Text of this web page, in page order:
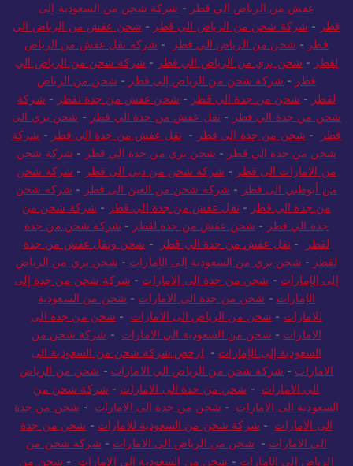
عفش من الرياض الي قطر - شركة شحن من السعودية إلى
قطر - شركة شحن من الرياض الي قطر - شحن عفش من الرياض الي
قطر - شحن من الرياض الي قطر - شركة نقل عفش من الرياض
لقطر - شحن بري من الرياض الي قطر - شركة شحن من الرياض الي
قطر - شركة شحن من الرياض إلى قطر - شحن من الرياض
لقطر - شحن من جدة الي قطر - شحن عفش من جدة لقطر - شركة
شحن من جدة الي قطر - نقل عفش من جدة الي قطر - شحن بري الى
قطر
- شحن من جدة الي قطر - نقل عفش من جدة الي قطر - شركة
شحن من جدة الي قطر - شحن بري من جدة الي قطر - شركة شحن
من الامارات الى قطر - شركة شحن من دبي الى قطر - شركة شحن
من أبوظبي الى قطر - شركة شحن من العين الى قطر - شركة شحن
من جدة الي قطر - نقل عفش من جدة الي قطر - شركة شحن من
جدة الي قطر - شحن عفش من جدة لقطر - شركة شحن من جدة
لقطر
- نقل عفش من جدة الي قطر - شحن ونقل عفش من جدة
لقطر - شحن بري من السعودية إلى الإمارات - شحن بري من الرياض
إلى الإمارات - شحن من جدة الى الامارات - شركة شحن من جدة إلى
الإمارات - شحن من جدة الى الامارات - شحن من السعودية
للامارات - شحن من الرياض الى الامارات - شحن من جدة الى
الامارات - شحن من السعودية الي الامارات - شركة شحن من
السعودية إلى الإمارات - ارخص شركة شحن من السعودية الى
الامارات - شركة شحن من الرياض الي الامارات - شحن من الرياض
الي الامارات - شحن من جدة الى الامارات - شركة شحن من
السعودية الى الامارات - شحن من جدة الى الامارات - شحن من جدة
الى الامارات - شركة شحن من السعودية للامارات - شحن من جدة
الى الامارات - شحن من الرياض الى الامارات - شركة شحن من
الرياض إلى الإمارات - شحن من السعودية الى الامارات - شحن من